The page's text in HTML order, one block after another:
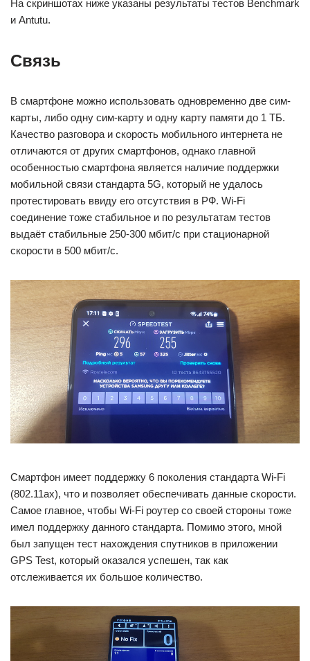
На скриншотах ниже указаны результаты тестов Benchmark
и Antutu.
Связь
В смартфоне можно использовать одновременно две сим-
карты, либо одну сим-карту и одну карту памяти до 1 ТБ.
Качество разговора и скорость мобильного интернета не
отличаются от других смартфонов, однако главной
особенностью смартфона является наличие поддержки
мобильной связи стандарта 5G, который не удалось
протестировать ввиду его отсутствия в РФ. Wi-Fi
соединение тоже стабильное и по результатам тестов
выдаёт стабильные 250-300 мбит/с при стационарной
скорости в 500 мбит/с.
Смартфон имеет поддержку 6 поколения стандарта Wi-Fi
(802.11ax), что и позволяет обеспечивать данные скорости.
Самое главное, чтобы Wi-Fi роутер со своей стороны тоже
имел поддержку данного стандарта. Помимо этого, мной
был запущен тест нахождения спутников в приложении
GPS Test, который оказался успешен, так как
отслеживается их большое количество.